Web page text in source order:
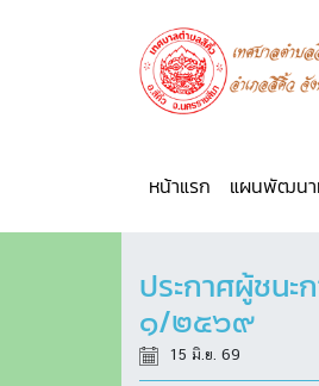
หน้าแรก แผนพัฒน
ประกาศผู้ชนะ
๑/๒๕๖๙
15 มิ.ย. 69